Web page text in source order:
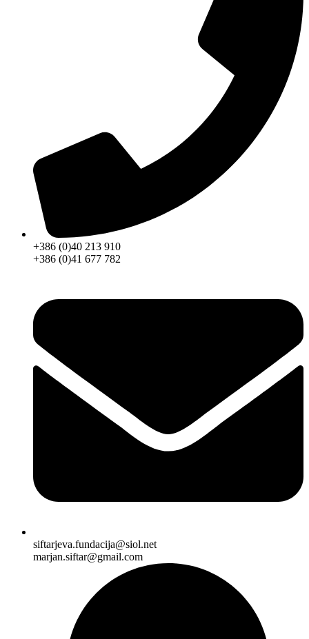
+386 (0)40 213 910
+386 (0)41 677 782
siftarjeva.fundacija@siol.net
marjan.siftar@gmail.com